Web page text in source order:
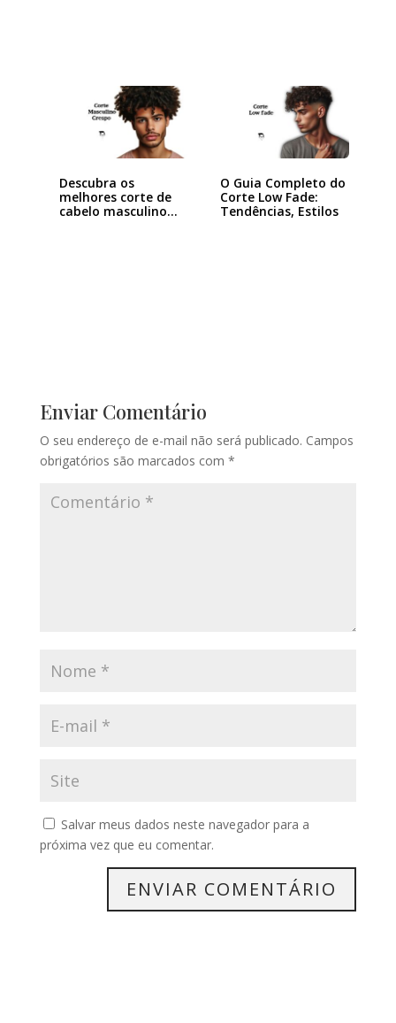
Descubra os
melhores corte de
cabelo masculino…
O Guia Completo do
Corte Low Fade:
Tendências, Estilos
Enviar Comentário
O seu endereço de e-mail não será publicado. Campos
obrigatórios são marcados com *
Salvar meus dados neste navegador para a
próxima vez que eu comentar.